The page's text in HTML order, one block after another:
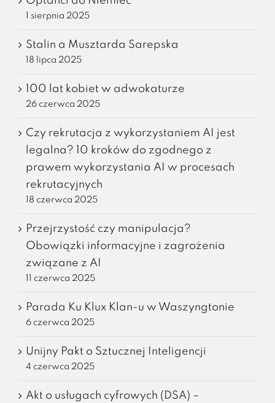
1 sierpnia 2025
Stalin a Musztarda Sarepska
18 lipca 2025
100 lat kobiet w adwokaturze
26 czerwca 2025
Czy rekrutacja z wykorzystaniem AI jest
legalna? 10 kroków do zgodnego z
prawem wykorzystania AI w procesach
rekrutacyjnych
18 czerwca 2025
Przejrzystość czy manipulacja?
Obowiązki informacyjne i zagrożenia
związane z AI
11 czerwca 2025
Parada Ku Klux Klan-u w Waszyngtonie
6 czerwca 2025
Unijny Pakt o Sztucznej Inteligencji
4 czerwca 2025
Akt o usługach cyfrowych (DSA) –